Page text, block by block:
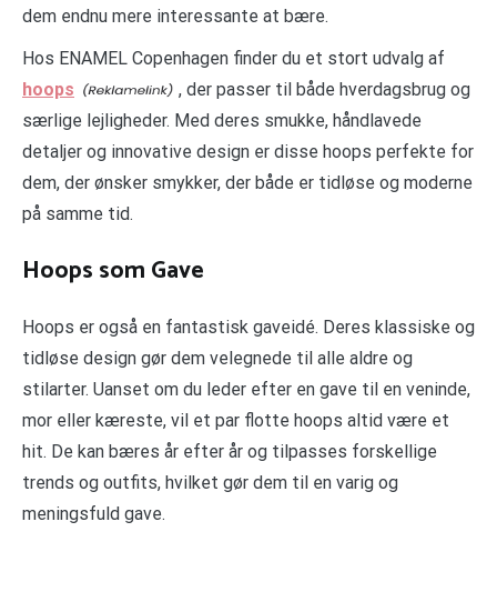
dem endnu mere interessante at bære.
Hos ENAMEL Copenhagen finder du et stort udvalg af
hoops
, der passer til både hverdagsbrug og
særlige lejligheder. Med deres smukke, håndlavede
detaljer og innovative design er disse hoops perfekte for
dem, der ønsker smykker, der både er tidløse og moderne
på samme tid.
Hoops som Gave
Hoops er også en fantastisk gaveidé. Deres klassiske og
tidløse design gør dem velegnede til alle aldre og
stilarter. Uanset om du leder efter en gave til en veninde,
mor eller kæreste, vil et par flotte hoops altid være et
hit. De kan bæres år efter år og tilpasses forskellige
trends og outfits, hvilket gør dem til en varig og
meningsfuld gave.